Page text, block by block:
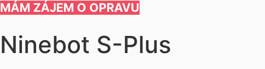
MÁM ZÁJEM O OPRAVU
Ninebot S-Plus